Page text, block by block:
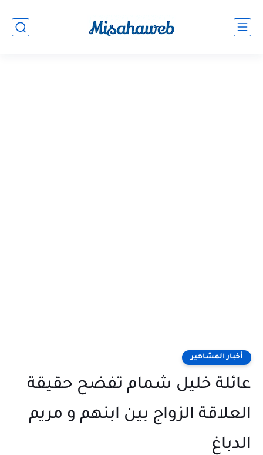
أخبار المشاهير
عائلة خليل شمام تفضح حقيقة
العلاقة الزواج بين ابنهم و مريم
الدباغ